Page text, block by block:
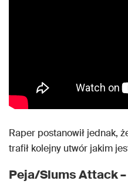
Raper postanowił jednak,
trafił kolejny utwór jakim
Peja/Slums Attack –